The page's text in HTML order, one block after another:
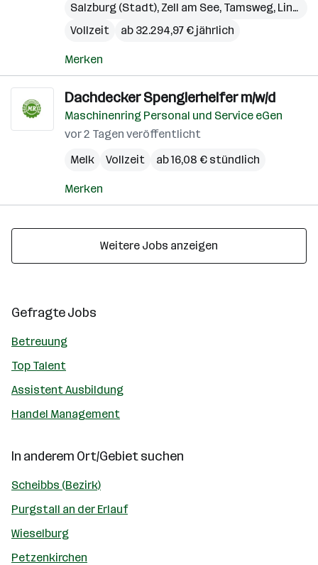
Salzburg (Stadt), Zell am See, Tamsweg, Linz
Vollzeit
ab 32.294,97 € jährlich
Merken
Dachdecker Spenglerhelfer m/w/d
Maschinenring Personal und Service eGen
vor 2 Tagen veröffentlicht
Melk
Vollzeit ab 16,08 € stündlich
Merken
Weitere Jobs anzeigen
Gefragte Jobs
Betreuung
Top Talent
Assistent Ausbildung
Handel Management
In anderem Ort/Gebiet suchen
Scheibbs (Bezirk)
Purgstall an der Erlauf
Wieselburg
Petzenkirchen